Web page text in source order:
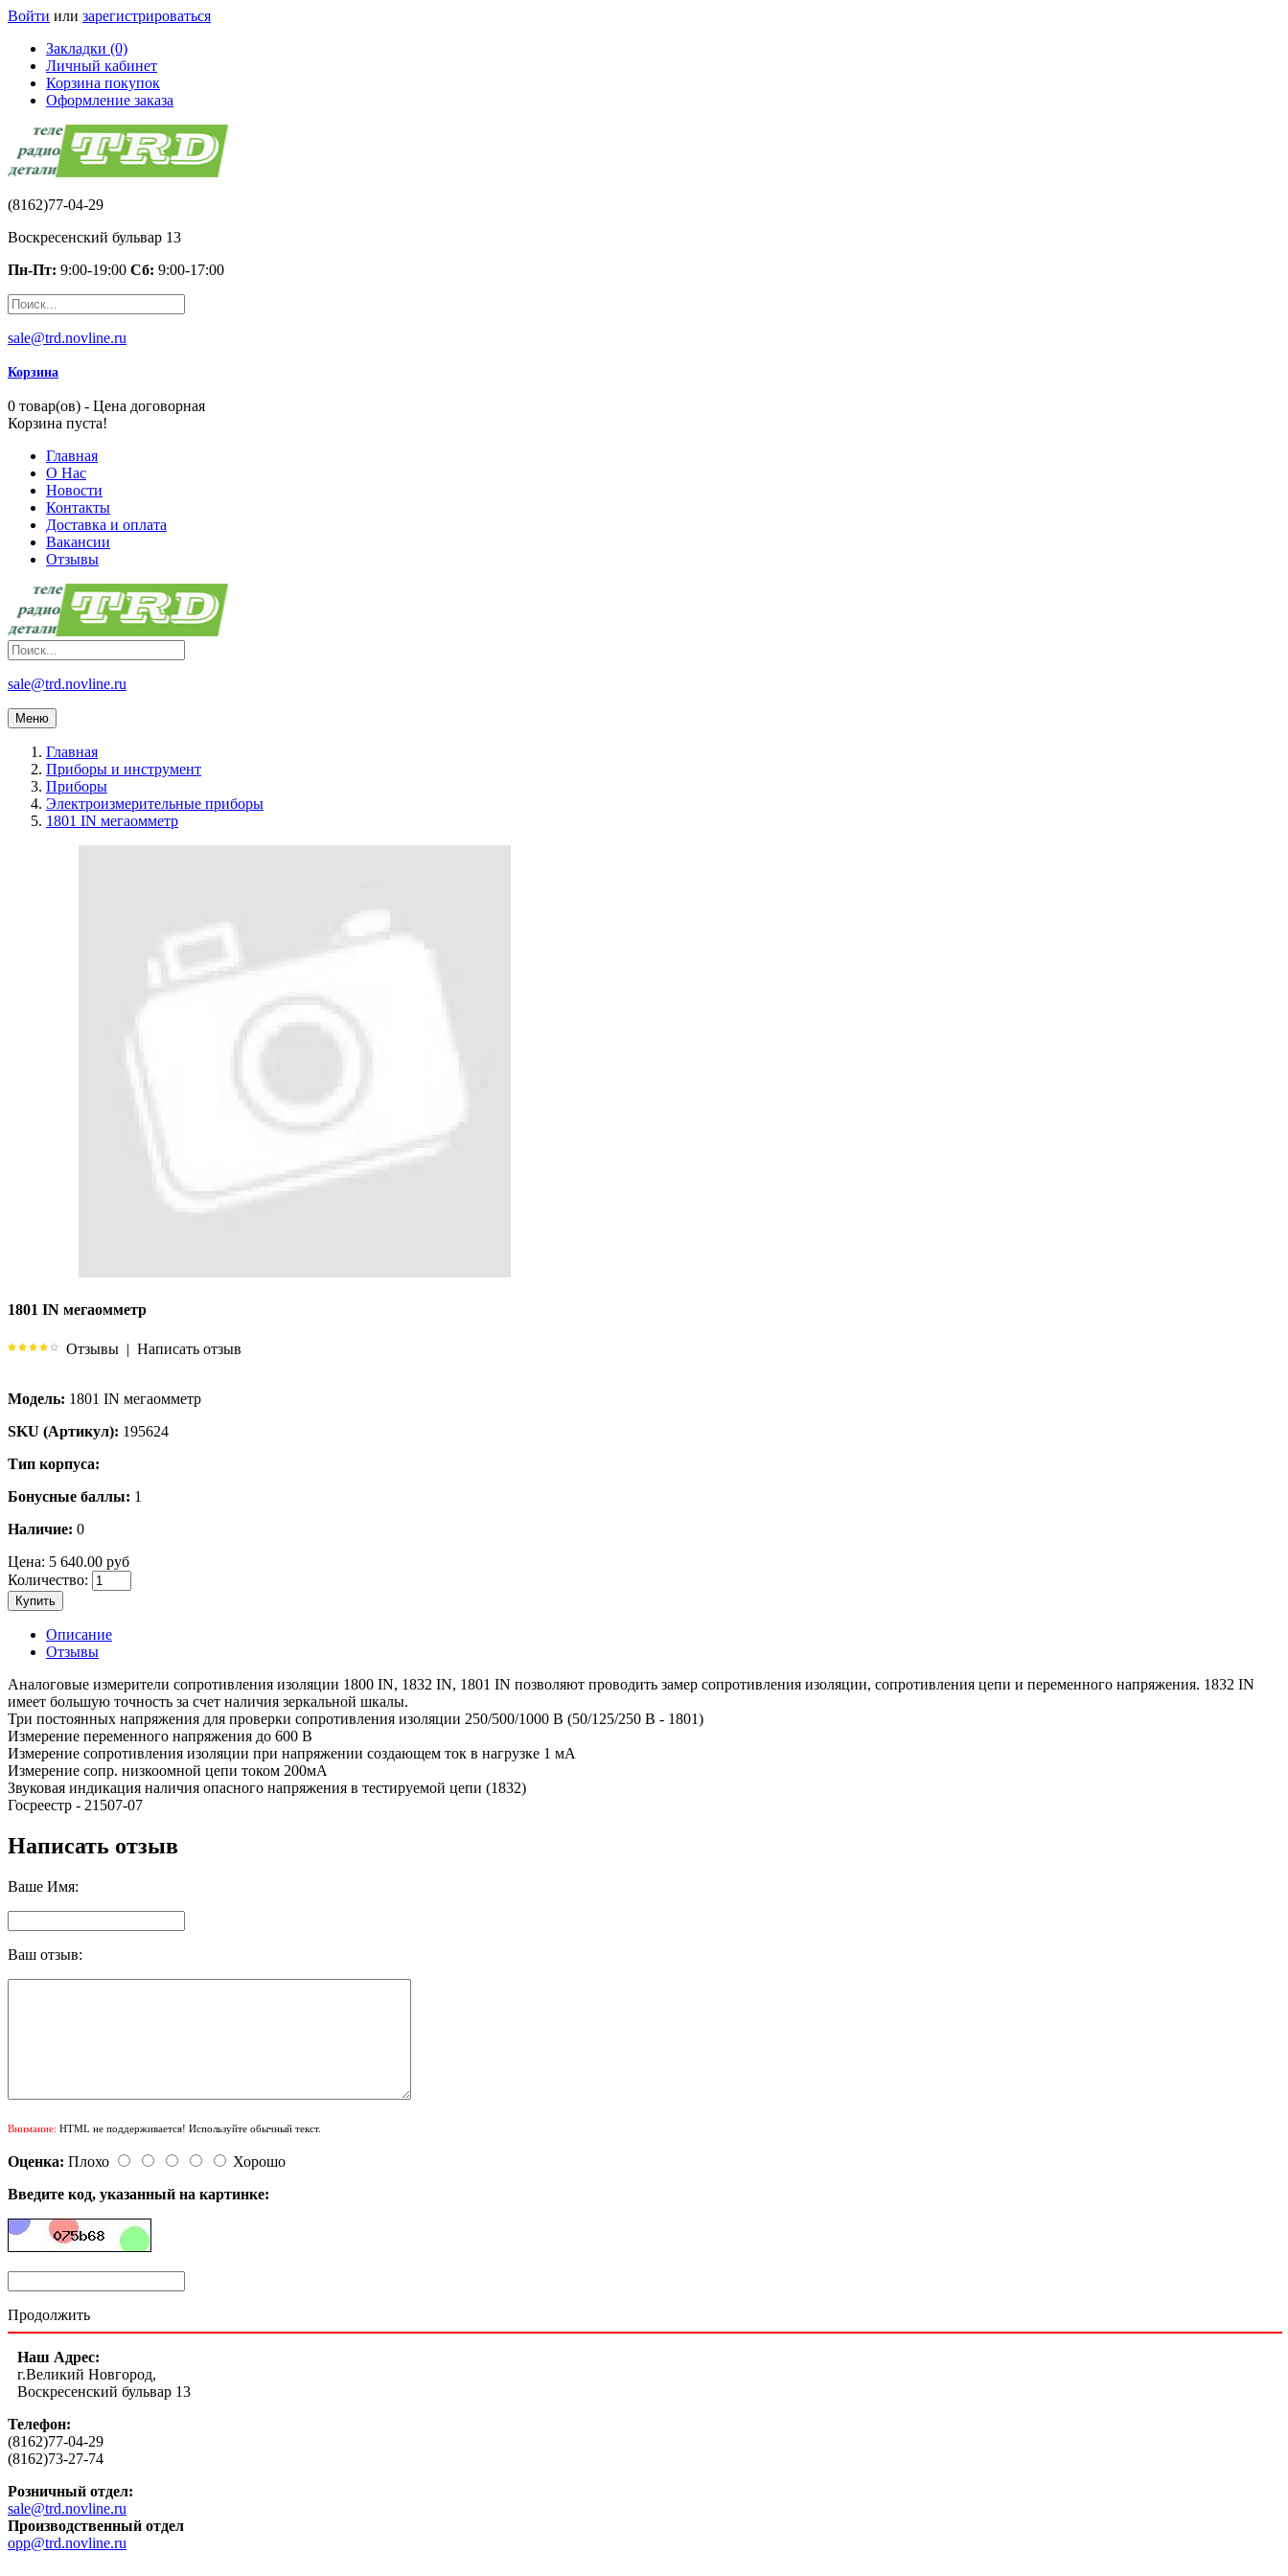
Войти или зарегистрироваться
Закладки (0)
Личный кабинет
Корзина покупок
Оформление заказа
(8162)77-04-29
Воскресенский бульвар 13
Пн-Пт: 9:00-19:00 Сб: 9:00-17:00
sale@trd.novline.ru
Корзина
0 товар(ов) - Цена договорная
Корзина пуста!
Главная
О Нас
Новости
Контакты
Доставка и оплата
Вакансии
Отзывы
sale@trd.novline.ru
Меню
Главная
Приборы и инструмент
Приборы
Электроизмерительные приборы
1801 IN мегаомметр
1801 IN мегаомметр
Отзывы | Написать отзыв
Модель: 1801 IN мегаомметр
SKU (Артикул): 195624
Тип корпуса:
Бонусные баллы: 1
Наличие: 0
Цена: 5 640.00 руб
Количество:
Купить
Описание
Отзывы
Аналоговые измерители сопротивления изоляции 1800 IN, 1832 IN, 1801 IN позволяют проводить замер сопротивления изоляции, сопротивления цепи и переменного напряжения. 1832 IN
имеет большую точность за счет наличия зеркальной шкалы.
Три постоянных напряжения для проверки сопротивления изоляции 250/500/1000 В (50/125/250 В - 1801)
Измерение переменного напряжения до 600 В
Измерение сопротивления изоляции при напряжении создающем ток в нагрузке 1 мА
Измерение сопр. низкоомной цепи током 200мА
Звуковая индикация наличия опасного напряжения в тестируемой цепи (1832)
Госреестр - 21507-07
Написать отзыв
Ваше Имя:
Ваш отзыв:
Внимание: HTML не поддерживается! Используйте обычный текст.
Оценка: Плохо
Хорошо
Введите код, указанный на картинке:
Продолжить
Наш Адрес:
г.Великий Новгород,
Воскресенский бульвар 13
Телефон:
(8162)77-04-29
(8162)73-27-74
Розничный отдел:
sale@trd.novline.ru
Производственный отдел
opp@trd.novline.ru